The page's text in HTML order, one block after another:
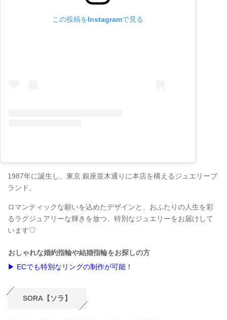
この投稿をInstagramで見る
1987年に誕生し、東京 銀座並木通りに本店を構えるジュエリーブ
ランド。
ロマンティックな願いを込めたデザインと、おふたりの人生を彩
るラグジュアリーな輝きを放つ、特別なジュエリーをお届けして
います♡
おしゃれな婚約指輪や結婚指輪をお探しの方
▶ ECでも特別なリングの制作が可能！
SORA【ソラ】